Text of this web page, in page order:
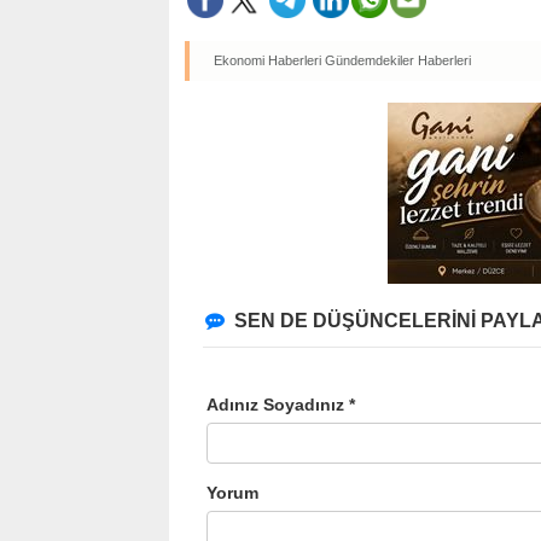
Ekonomi Haberleri Gündemdekiler Haberleri
SEN DE DÜŞÜNCELERİNİ
Adınız Soyadınız *
Yorum